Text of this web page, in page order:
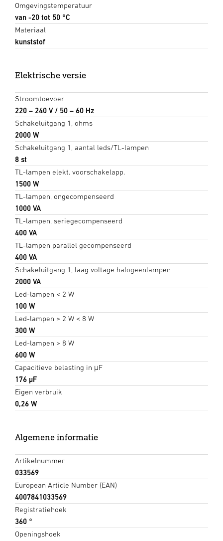
Omgevingstemperatuur
van -20 tot 50 °C
Materiaal
kunststof
Elektrische versie
Stroomtoevoer
220 – 240 V / 50 – 60 Hz
Schakeluitgang 1, ohms
2000 W
Schakeluitgang 1, aantal leds/TL-lampen
8 st
TL-lampen elekt. voorschakelapp.
1500 W
TL-lampen, ongecompenseerd
1000 VA
TL-lampen, seriegecompenseerd
400 VA
TL-lampen parallel gecompenseerd
400 VA
Schakeluitgang 1, laag voltage halogeenlampen
2000 VA
Led-lampen < 2 W
100 W
Led-lampen > 2 W < 8 W
300 W
Led-lampen > 8 W
600 W
Capacitieve belasting in μF
176 µF
Eigen verbruik
0,26 W
Algemene informatie
Artikelnummer
033569
European Article Number (EAN)
4007841033569
Registratiehoek
360 °
Openingshoek